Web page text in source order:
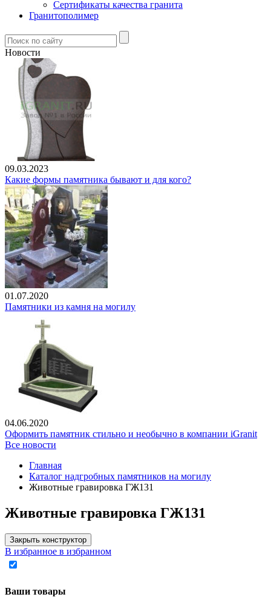
Сертификаты качества гранита
Гранитополимер
Новости
09.03.2023
Какие формы памятника бывают и для кого?
01.07.2020
Памятники из камня на могилу
04.06.2020
Оформить памятник стильно и необычно в компании iGranit
Все новости
Главная
Каталог надгробных памятников на могилу
Животные гравировка ГЖ131
Животные гравировка ГЖ131
Закрыть конструктор
В избранное в избранном
Ваши товары